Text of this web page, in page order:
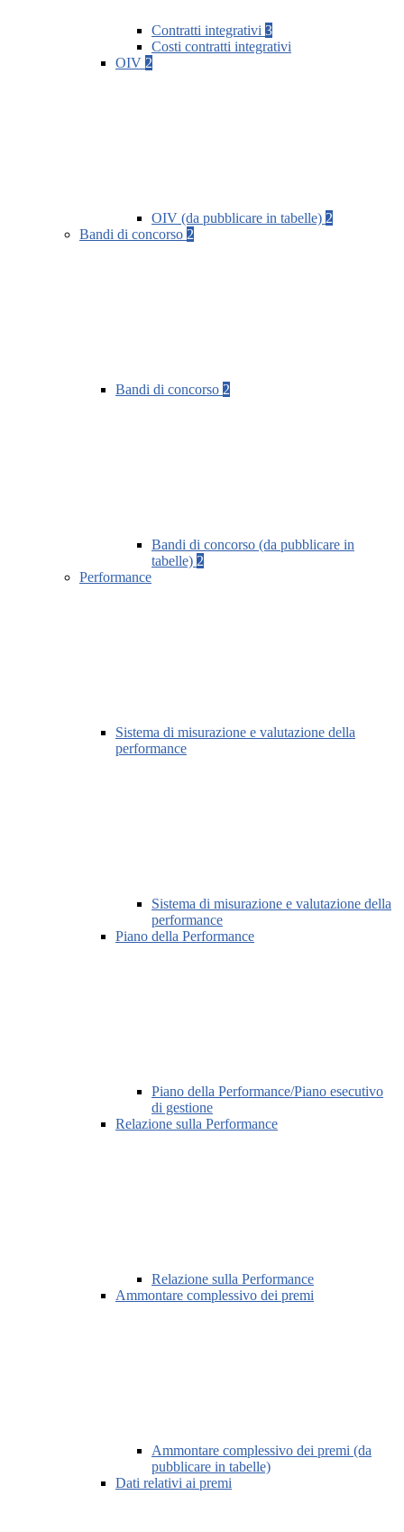
Contratti integrativi 3
Costi contratti integrativi
OIV 2
OIV (da pubblicare in tabelle) 2
Bandi di concorso 2
Bandi di concorso 2
Bandi di concorso (da pubblicare in
tabelle) 2
Performance
Sistema di misurazione e valutazione della
performance
Sistema di misurazione e valutazione della
performance
Piano della Performance
Piano della Performance/Piano esecutivo
di gestione
Relazione sulla Performance
Relazione sulla Performance
Ammontare complessivo dei premi
Ammontare complessivo dei premi (da
pubblicare in tabelle)
Dati relativi ai premi